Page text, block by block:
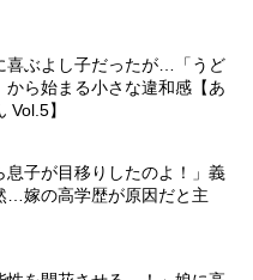
喜ぶよし子だったが…「うど
から始まる小さな違和感【あ
Vol.5】
息子が目移りしたのよ！」義
…嫁の高学歴が原因だと主